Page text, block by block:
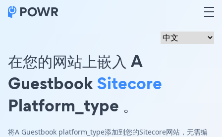
在您的网站上嵌入 A
GuestbookSitecore
Platform_type 。
将A Guestbook platform_type添加到您的Sitecore网站，无需编